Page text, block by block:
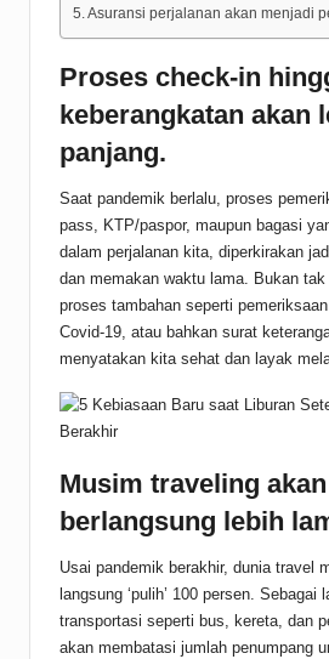
Asuransi perjalanan akan menjadi
Proses check-in
keberangkatan akan
panjang.
Saat pandemik berlalu, proses
pass, KTP/paspor, maupun bagasi
dalam perjalanan kita, diperkirakan
dan memakan waktu lama. Bukan
proses tambahan seperti
Covid-19, atau bahkan surat
menyatakan kita sehat dan layak
Musim traveling akan
berlangsung lebih
Usai pandemik berakhir, dunia travel
langsung ‘pulih’ 100 persen. Sebagai
transportasi seperti bus, kereta, dan
akan membatasi jumlah penumpang